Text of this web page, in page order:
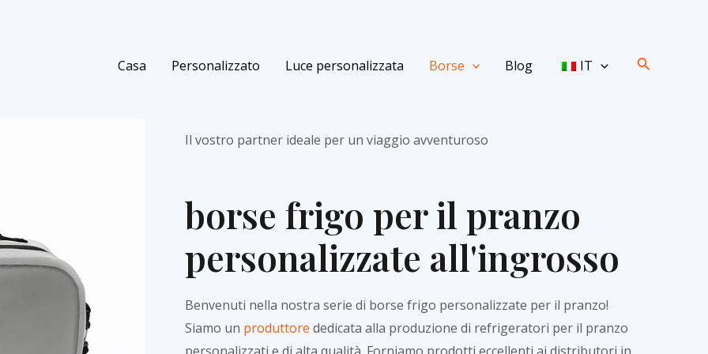
Casa Personalizzato Luce personalizzata Borse Blog IT Ricerca
Il vostro partner ideale per un viaggio avventuroso
borse frigo per il pranzo
personalizzate all'ingrosso
Benvenuti nella nostra serie di borse frigo personalizzate per il pranzo!
Siamo un produttore dedicata alla produzione di refrigeratori per il pranzo